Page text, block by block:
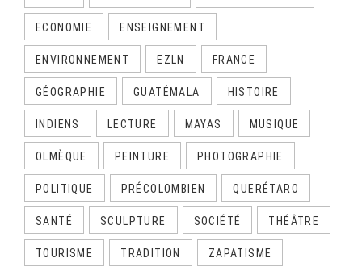
ECONOMIE ENSEIGNEMENT
ENVIRONNEMENT EZLN FRANCE
GÉOGRAPHIE GUATÉMALA HISTOIRE
INDIENS LECTURE MAYAS MUSIQUE
OLMÈQUE PEINTURE PHOTOGRAPHIE
POLITIQUE PRÉCOLOMBIEN QUERÉTARO
SANTÉ SCULPTURE SOCIÉTÉ THÉÂTRE
TOURISME TRADITION ZAPATISME